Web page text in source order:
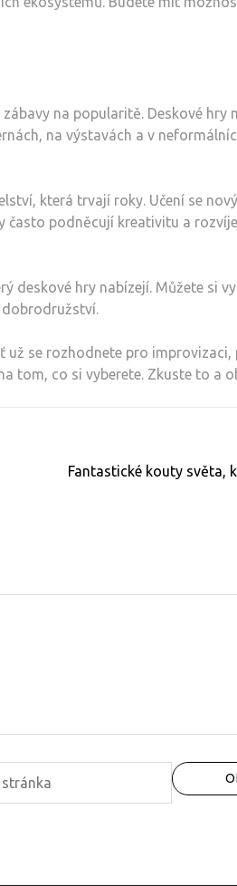
na popularitě. Deskové hry
na výstavách a v
která trvají roky. Učení se
podněcují kreativitu a
deskové hry nabízejí. Můžete si
dobrodružství.
už se rozhodnete pro
tom, co si vyberete. Zkuste to a
Fantastické kouty světa,